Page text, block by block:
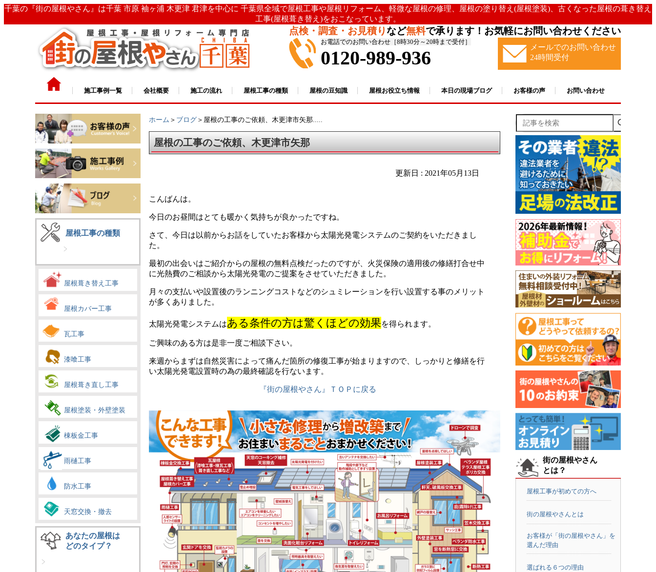
千葉の『街の屋根やさん』は千葉 市原 袖ヶ浦 木更津 君津を中心に 千葉県全域で屋根工事や屋根リフォーム、軽微な屋根の修理、屋根の塗り替え(屋根塗装)、古くなった屋根の葺き替え
工事(屋根葺き替え)をおこなっています。
点検・調査・お見積りなど無料で承ります！お気軽にお問い合わせください
お電話でのお問い合わせ［8時30分～20時まで受付］
0120-989-936
メールでのお問い合わせ
24時間受付
施工事例一覧 会社概要 施工の流れ 屋根工事の種類 屋根の豆知識 屋根お役立ち情報 本日の現場ブログ お客様の声 お問い合わせ
屋根工事の種類
屋根葺き替え工事
屋根カバー工事
瓦工事
漆喰工事
屋根葺き直し工事
屋根塗装・外壁塗装
棟板金工事
雨樋工事
防水工事
天窓交換・撤去
あなたの屋根は
どのタイプ？
ホーム ＞ ブログ ＞屋根の工事のご依頼、木更津市矢那.....
屋根の工事のご依頼、木更津市矢那
更新日 : 2021年05月13日
こんばんは。
今日のお昼間はとても暖かく気持ちが良かったですね。
さて、今日は以前からお話をしていたお客様から太陽光発電システムのご契約をいただきまし
た。
最初の出会いはご紹介からの屋根の無料点検だったのですが、火災保険の適用後の修繕打合せ中
に光熱費のご相談から太陽光発電のご提案をさせていただきました。
月々の支払いや設置後のランニングコストなどのシュミレーションを行い設置する事のメリット
が多くありました。
太陽光発電システムはある条件の方は驚くほどの効果を得られます。
ご興味のある方は是非一度ご相談下さい。
来週からまずは自然災害によって痛んだ箇所の修復工事が始まりますので、しっかりと修繕を行
い太陽光発電設置時の為の最終確認を行ないます。
『街の屋根やさん』ＴＯＰに戻る
記事を検索
街の屋根やさん
とは？
屋根工事が初めての方へ
街の屋根やさんとは
お客様が「街の屋根やさん」を
選んだ理由
選ばれる６つの理由